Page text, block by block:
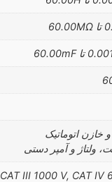
اتوماتیک
ولتاژ و آمپر دستی
CAT III 1000 V, CAT IV